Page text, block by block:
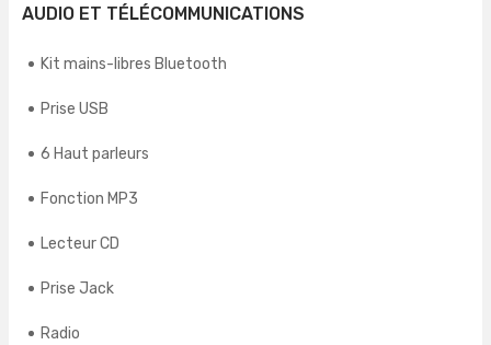
AUDIO ET TÉLÉCOMMUNICATIONS
Kit mains-libres Bluetooth
Prise USB
6 Haut parleurs
Fonction MP3
Lecteur CD
Prise Jack
Radio